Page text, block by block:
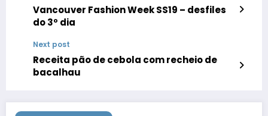
Vancouver Fashion Week SS19 – desfiles
do 3º dia
Next post
Receita pão de cebola com recheio de
bacalhau